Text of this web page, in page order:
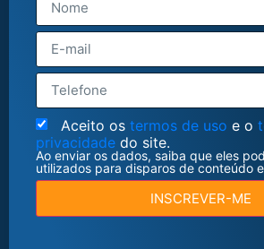
Aceito os termos de uso e o
privacidade do site.
Ao enviar os dados, saiba que eles
utilizados para disparos de conteúdo
INSCREVER-ME